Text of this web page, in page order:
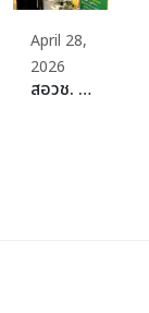
April 28,
2026
สอวช. รุกสร้าง Ecosystem อาหารแห่งอนาคต ผนึกกำลัง SME Thailand จัดงาน “Plant-Rich Business Matching” พลิกต้นทุนไทยที่แข็งแกร่ง สู่เป้าหมายศูนย์กลางโปรตีนที่ยั่งยืนของโลก